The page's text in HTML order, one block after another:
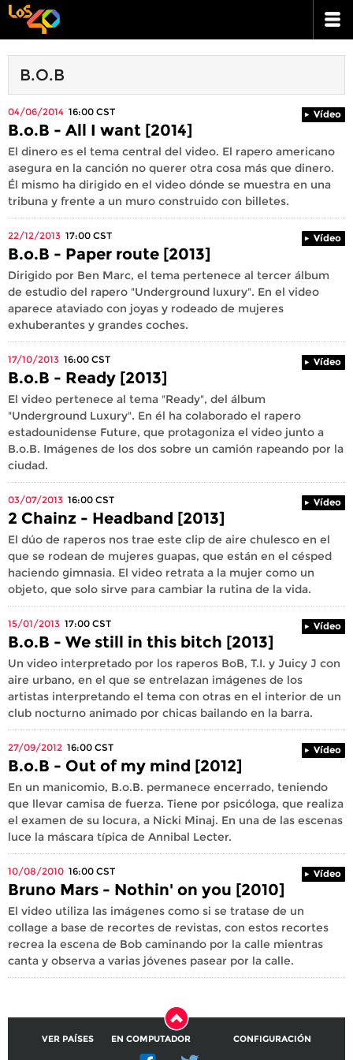
B.O.B
04/06/2014 16:00 CST Vídeo
B.o.B - All I want [2014]
El dinero es el tema central del video. El rapero americano
asegura en la canción no querer otra cosa más que dinero.
Él mismo ha dirigido en el video dónde se muestra en una
tribuna y frente a un muro construido con billetes.
22/12/2013 17:00 CST Vídeo
B.o.B - Paper route [2013]
Dirigido por Ben Marc, el tema pertenece al tercer álbum
de estudio del rapero "Underground luxury". En el video
aparece ataviado con joyas y rodeado de mujeres
exhuberantes y grandes coches.
17/10/2013 16:00 CST Vídeo
B.o.B - Ready [2013]
El video pertenece al tema "Ready", del álbum
"Underground Luxury". En él ha colaborado el rapero
estadounidense Future, que protagoniza el video junto a
B.o.B. Imágenes de los dos sobre un camión rapeando por la
ciudad.
03/07/2013 16:00 CST Vídeo
2 Chainz - Headband [2013]
El dúo de raperos nos trae este clip de aire chulesco en el
que se rodean de mujeres guapas, que están en el césped
haciendo gimnasia. El video retrata a la mujer como un
objeto, que solo sirve para cambiar la rutina de la vida.
15/01/2013 17:00 CST Vídeo
B.o.B - We still in this bitch [2013]
Un video interpretado por los raperos BoB, T.I. y Juicy J con
aire urbano, en el que se entrelazan imágenes de los
artistas interpretando el tema con otras en el interior de un
club nocturno animado por chicas bailando en la barra.
27/09/2012 16:00 CST Vídeo
B.o.B - Out of my mind [2012]
En un manicomio, B.o.B. permanece encerrado, teniendo
que llevar camisa de fuerza. Tiene por psicóloga, que realiza
el examen de su locura, a Nicki Minaj. En una de las escenas
luce la máscara típica de Annibal Lecter.
10/08/2010 16:00 CST Vídeo
Bruno Mars - Nothin' on you [2010]
El video utiliza las imágenes como si se tratase de un
collage a base de recortes de revistas, con estos recortes
recrea la escena de Bob caminando por la calle mientras
canta y observa a varias jóvenes pasear por la calle.
VER PAÍSES EN COMPUTADOR CONFIGURACIÓN